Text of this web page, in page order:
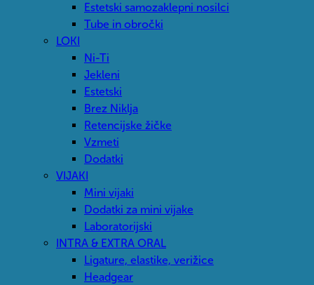
Estetski samozaklepni nosilci
Tube in obročki
LOKI
Ni-Ti
Jekleni
Estetski
Brez Niklja
Retencijske žičke
Vzmeti
Dodatki
VIJAKI
Mini vijaki
Dodatki za mini vijake
Laboratorijski
INTRA & EXTRA ORAL
Ligature, elastike, verižice
Headgear